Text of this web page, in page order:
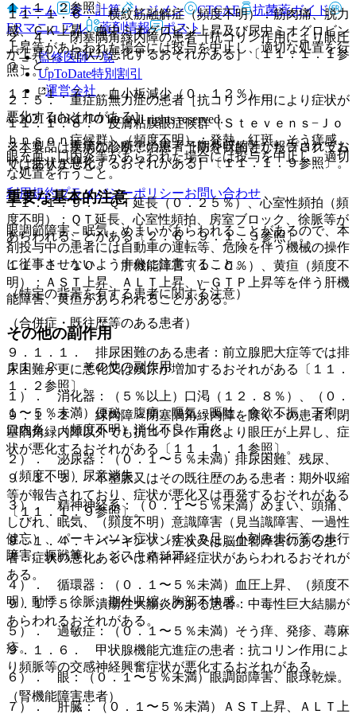
１．１．２参照〕。
２．４． 閉塞隅角緑内障の患者［抗コリン作用により眼圧
が上昇し、症状が悪化するおそれがある］〔１１．１．１参
照〕。
２．５． 重症筋無力症の患者［抗コリン作用により症状が
悪化するおそれがある］。
２．６． 重篤な心疾患の患者［期外収縮等が報告されてお
り、症状が悪化するおそれがある］〔１１．１．９参照〕。
重要な基本的注意
眼調節障害、眠気、めまいがあらわれることがあるので、本
剤投与中の患者には自動車の運転等、危険を伴う機械の操作
に従事させないよう十分に注意すること。
（特定の背景を有する患者に関する注意）
（合併症・既往歴等のある患者）
９．１．１． 排尿困難のある患者：前立腺肥大症等では排
尿困難が更に悪化又は残尿が増加するおそれがある〔１１．
１．２参照〕。
９．１．２． 緑内障＜閉塞隅角緑内障を除く＞の患者：閉
塞隅角緑内障以外でも抗コリン作用により眼圧が上昇し、症
状が悪化するおそれがある〔１１．１．１参照〕。
９．１．３． 不整脈又はその既往歴のある患者：期外収縮
等が報告されており、症状が悪化又は再発するおそれがある
〔１１．１．９参照〕。
９．１．４． パーキンソン症状又は脳血管障害のある患
者：症状の悪化あるいは精神神経症状があらわれるおそれが
ある。
９．１．５． 潰瘍性大腸炎のある患者：中毒性巨大結腸が
あらわれるおそれがある。
９．１．６． 甲状腺機能亢進症の患者：抗コリン作用によ
り頻脈等の交感神経興奮症状が悪化するおそれがある。
（腎機能障害患者）
１１．１．６． 横紋筋融解症（頻度不明）：筋肉痛、脱力
感、ＣＫ上昇、血中ミオグロビン上昇及び尿中ミオグロビン
上昇等があらわれた場合には投与を中止し、適切な処置を行
うこと。
１１．１．７． 血小板減少（０．１２％）。
１１．１．８． 皮膚粘膜眼症候群（Ｓｔｅｖｅｎｓ−Ｊｏ
ｈｎｓｏｎ症候群）（頻度不明）：発熱、紅斑、そう痒感、
眼充血、口内炎等があらわれた場合には投与を中止し、適切
な処置を行うこと。
１１．１．９． ＱＴ延長（０．２５％）、心室性頻拍（頻
度不明）：ＱＴ延長、心室性頻拍、房室ブロック、徐脈等が
あらわれることがある〔２．６、９．１．３参照〕。
１１．１．１０． 肝機能障害（１．０％）、黄疸（頻度不
明）：ＡＳＴ上昇、ＡＬＴ上昇、γ−ＧＴＰ上昇等を伴う肝機
能障害、黄疸があらわれることがある。
その他の副作用
１１．２． その他の副作用
１）． 消化器：（５％以上）口渇（１２．８％）、（０．
１〜５％未満）便秘、腹痛、嘔気・嘔吐、食欲不振、下痢、
口内炎、（頻度不明）消化不良、舌炎。
２）． 泌尿器：（０．１〜５％未満）排尿困難、残尿、
（頻度不明）尿意消失。
３）． 精神神経系：（０．１〜５％未満）めまい、頭痛、
しびれ、眠気、（頻度不明）意識障害（見当識障害、一過性
健忘）、パーキンソン症状（すくみ足、小刻み歩行等の歩行
障害、振戦等）、ジスキネジア。
４）． 循環器：（０．１〜５％未満）血圧上昇、（頻度不
明）動悸、徐脈、期外収縮、胸部不快感。
５）． 過敏症：（０．１〜５％未満）そう痒、発疹、蕁麻
疹。
６）． 眼：（０．１〜５％未満）眼調節障害、眼球乾燥。
７）． 肝臓：（０．１〜５％未満）ＡＳＴ上昇、ＡＬＴ上
ホーム
表・計算 レジメン CTCAE
抗菌薬ガイド
ERマニュアル
薬剤情報 ポスト
監修医師一覧
UpToDate特別割引
運営会社
© 2021 HOKUTO Inc. All rights reserved.
※本製品は疾病の診断・治療・予防を目的としたプログラム
ではありません。
利用規約プライバシーポリシーお問い合わせ